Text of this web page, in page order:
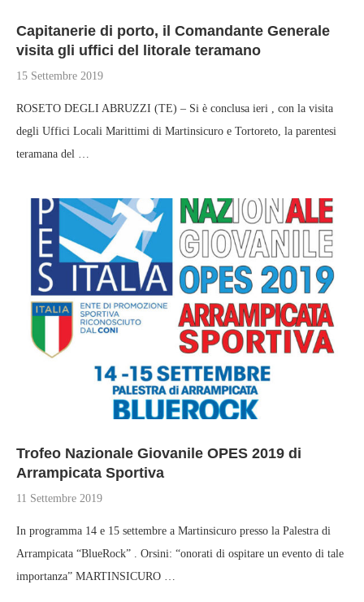
Capitanerie di porto, il Comandante Generale
visita gli uffici del litorale teramano
15 Settembre 2019
ROSETO DEGLI ABRUZZI (TE) – Si è conclusa ieri , con la visita
degli Uffici Locali Marittimi di Martinsicuro e Tortoreto, la parentesi
teramana del …
Trofeo Nazionale Giovanile OPES 2019 di
Arrampicata Sportiva
11 Settembre 2019
In programma 14 e 15 settembre a Martinsicuro presso la Palestra di
Arrampicata “BlueRock” . Orsini: “onorati di ospitare un evento di tale
importanza” MARTINSICURO …